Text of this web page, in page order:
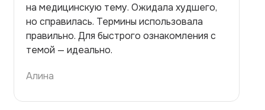
на медицинскую тему. Ожидала худшего,
но справилась. Термины использовала
правильно. Для быстрого ознакомления с
темой — идеально.
Алина